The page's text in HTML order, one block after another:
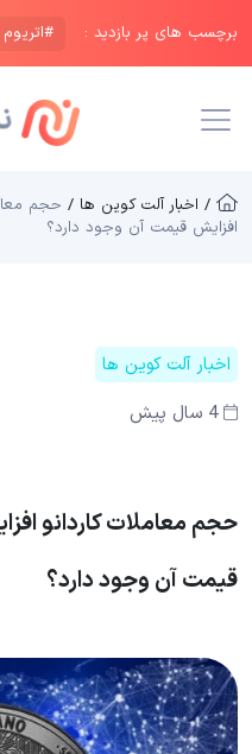
برچسب های پر بازدید : #اتریوم
/ اخبار آلت کوین ها / حجم
افزایش قیمت آن وجود دارد؟
اخبار آلت کوین ها
4 سال پیش
حجم معاملات کاردانو
قیمت آن وجود دارد؟